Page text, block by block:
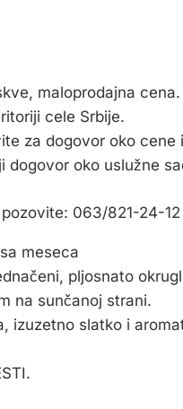
maloprodajna cena.
cele Srbije.
za dogovor oko cene
dogovor oko uslužne
063/821-24-
meseca
pljosnato
na sunčanoj strani.
izuzetno slatko i